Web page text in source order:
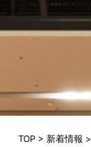
TOP > 新着情報